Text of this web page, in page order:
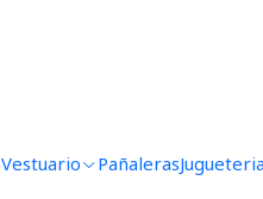
Vestuario PañalerasJugueteria